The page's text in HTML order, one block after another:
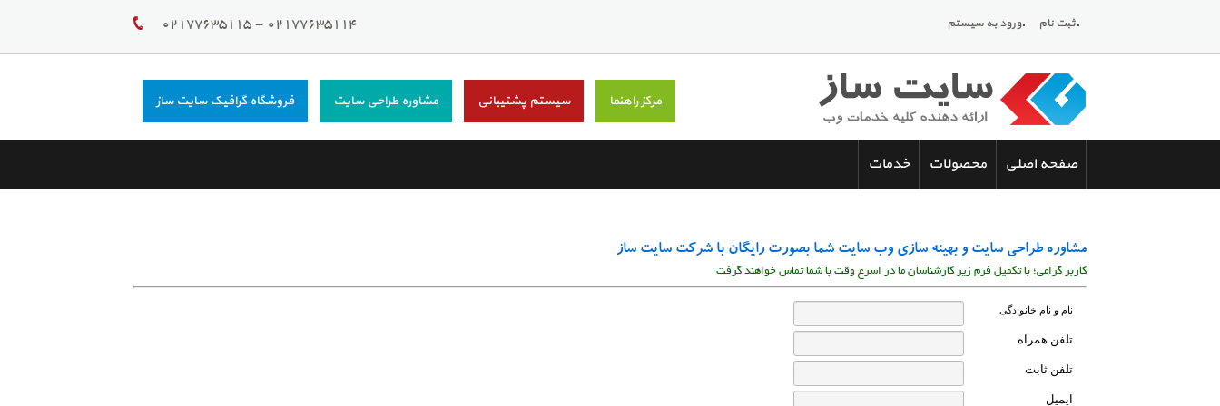
ثبت نام ورود به سيستم 02177635114 - 02177635115
مرکز راهنما سیستم پشتیبانی مشاوره طراحی سایت فروشگاه گرافیک سایت ساز
صفحه اصلی محصولات خدمات
مشاوره طراحی سایت و بهینه سازی وب سایت شما بصورت رایگان با شرکت سایت ساز
کاربر گرامی؛ با تکمیل فرم زیر کارشناسان ما در اسرع وقت با شما تماس خواهند گرفت
نام و نام خانوادگی
تلفن همراه
تلفن ثابت
ایمیل